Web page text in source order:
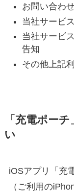
お問い合わ
当社サービ
当社サービ
告知
その他上記
「充電ポー
い
iOSアプリ「充
（ご利用の